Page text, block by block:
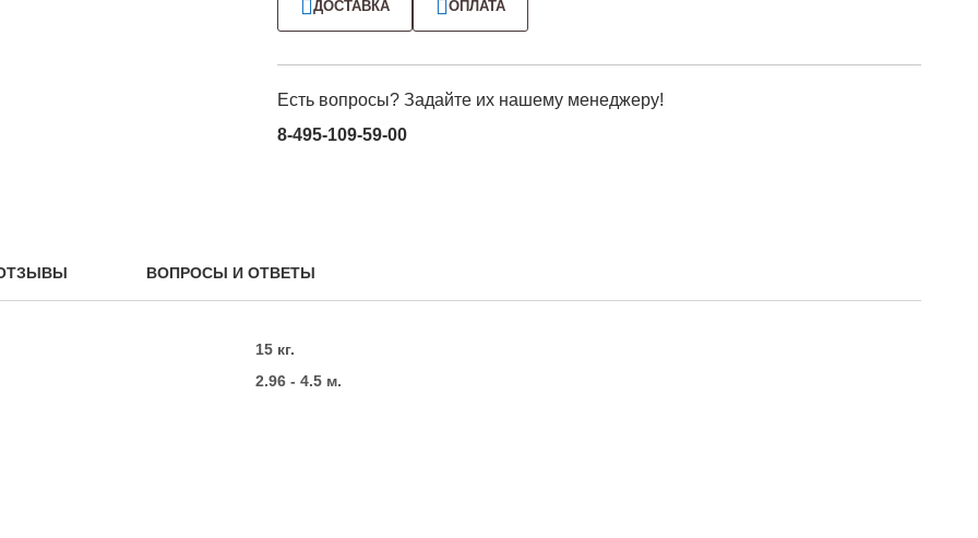
ДОСТАВКА ОПЛАТА
Есть вопросы? Задайте их нашему менеджеру!
8-495-109-59-00
ВОПРОСЫ И ОТВЕТЫ
15 кг.
2.96 - 4.5 м.